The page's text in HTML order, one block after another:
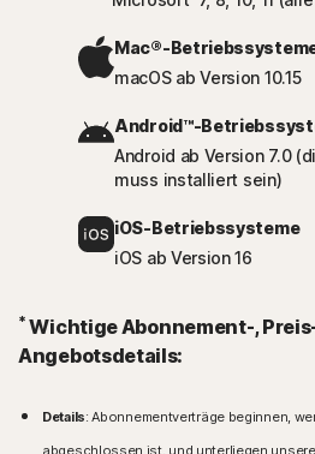
Mac®-
macOS ab Version 10.15
Android™-
Android ab Version 7.0
muss installiert sein)
iOS-Betriebssysteme
iOS ab Version 16
*Wichtige Abonnement-,
Angebotsdetails:
Details: Abonnementverträge beginnen,
abgeschlossen ist, und unterliegen